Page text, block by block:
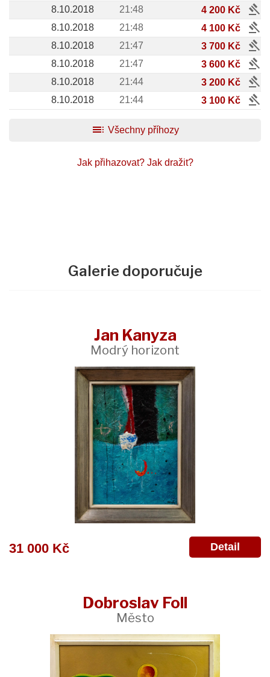
8.10.2018
21:48 4 200 Kč gavel
8.10.2018 21:48 4 100 Kč gavel
8.10.2018 21:47 3 700 Kč gavel
8.10.2018 21:47 3 600 Kč gavel
8.10.2018 21:44 3 200 Kč gavel
8.10.2018 21:44 3 100 Kč
gavel
toc Všechny příhozy
Jak přihazovat? Jak dražit?
Galerie doporučuje
Jan Kanyza
Modrý horizont
31 000 Kč Detail
Dobroslav Foll
Město